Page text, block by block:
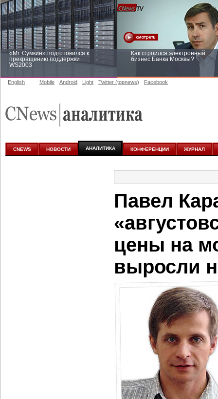
«Mr. Сумкин» подготовился к
прекращению поддержки
WS2003
Как строился электронный
бизнес Банка Москвы?
аналитике
English Mobile Android Light Twitter (topnews) Facebook
CNEWS НОВОСТИ АНАЛИТИКА КОНФЕРЕНЦИИ ЖУРНАЛ
Павел
цены на
выросли